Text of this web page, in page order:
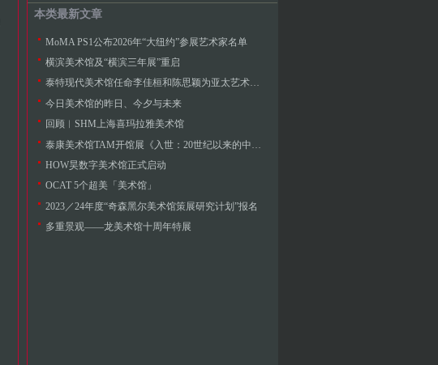
本类最新文章
MoMA PS1公布2026年“大纽约”参展艺术家名单
横滨美术馆及“横滨三年展”重启
泰特现代美术馆任命李佳桓和陈思颖为亚太艺术策展人
今日美术馆的昨日、今夕与未来
回顾︱SHM上海喜玛拉雅美术馆
HOW昊数字美术馆正式启动
OCAT 5个超美「美术馆」
2023／24年度“奇森黑尔美术馆策展研究计划”报名
多重景观——龙美术馆十周年特展